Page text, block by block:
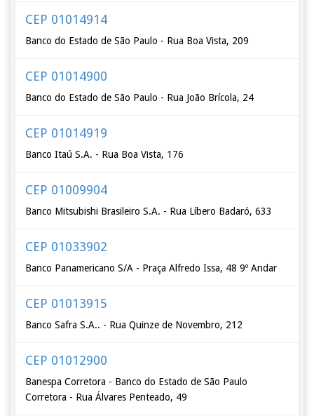
CEP 01014914
Banco do Estado de São Paulo - Rua Boa Vista, 209
CEP 01014900
Banco do Estado de São Paulo - Rua João Brícola, 24
CEP 01014919
Banco Itaú S.A. - Rua Boa Vista, 176
CEP 01009904
Banco Mitsubishi Brasileiro S.A. - Rua Líbero Badaró, 633
CEP 01033902
Banco Panamericano S/A - Praça Alfredo Issa, 48 9º Andar
CEP 01013915
Banco Safra S.A.. - Rua Quinze de Novembro, 212
CEP 01012900
Banespa Corretora - Banco do Estado de São Paulo
Corretora - Rua Álvares Penteado, 49